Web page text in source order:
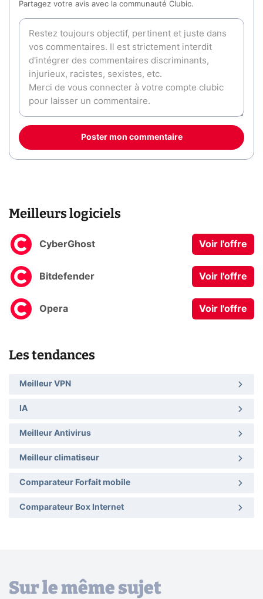
Partagez votre avis avec la communauté Clubic.
Poster mon commentaire
Meilleurs logiciels
CyberGhost Voir l'offre
Bitdefender Voir l'offre
Opera Voir l'offre
Les tendances
Meilleur VPN
IA
Meilleur Antivirus
Meilleur climatiseur
Comparateur Forfait mobile
Comparateur Box Internet
Sur le même sujet